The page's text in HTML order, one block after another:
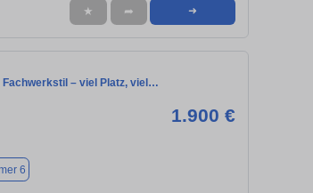
★ ➦ ➜
– viel Platz, viel…
1.900 €
6